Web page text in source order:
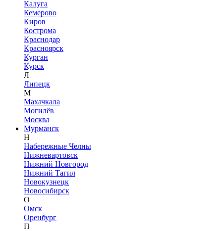
Калуга
Кемерово
Киров
Кострома
Краснодар
Красноярск
Курган
Курск
Л
Липецк
М
Махачкала
Могилёв
Москва
Мурманск
Н
Набережные Челны
Нижневартовск
Нижний Новгород
Нижний Тагил
Новокузнецк
Новосибирск
О
Омск
Оренбург
П